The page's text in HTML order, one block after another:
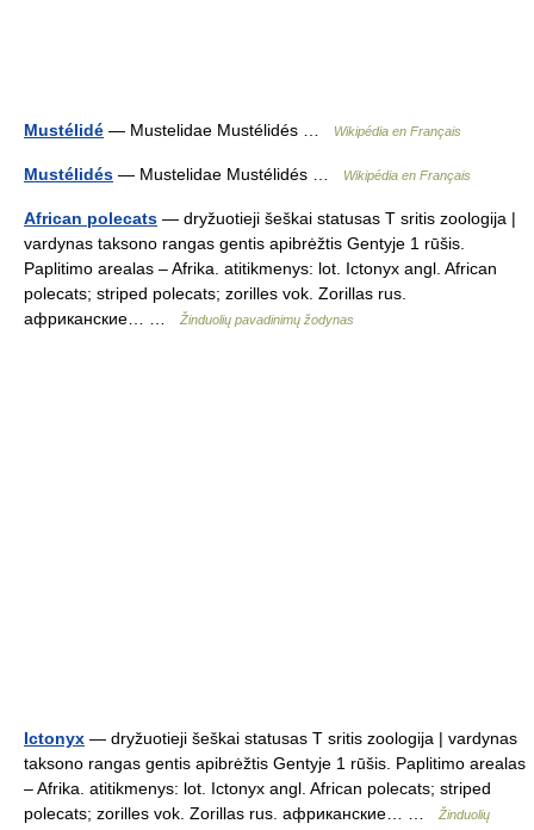
Mustélidé — Mustelidae Mustélidés … Wikipédia en Français
Mustélidés — Mustelidae Mustélidés … Wikipédia en Français
African polecats — dryžuotieji šeškai statusas T sritis zoologija |
vardynas taksono rangas gentis apibrėžtis Gentyje 1 rūšis.
Paplitimo arealas – Afrika. atitikmenys: lot. Ictonyx angl. African
polecats; striped polecats; zorilles vok. Zorillas rus.
африканские… …
Žinduolių pavadinimų žodynas
Ictonyx — dryžuotieji šeškai statusas T sritis zoologija | vardynas
taksono rangas gentis apibrėžtis Gentyje 1 rūšis. Paplitimo arealas
– Afrika. atitikmenys: lot. Ictonyx angl. African polecats; striped
polecats; zorilles vok. Zorillas rus. африканские… …
Žinduolių